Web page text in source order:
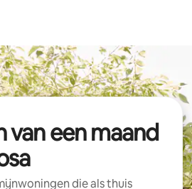
van een maand
die als thuis